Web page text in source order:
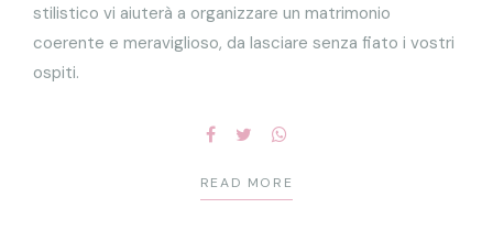
stilistico vi aiuterà a organizzare un matrimonio
coerente e meraviglioso, da lasciare senza fiato i vostri
ospiti.
READ MORE